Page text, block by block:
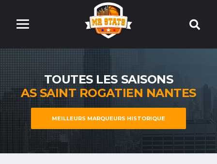
TOUTES LES SAISONS
AS SAINT ROGATIEN NANTES
MEILLEURS MARQUEURS HISTORIQUE